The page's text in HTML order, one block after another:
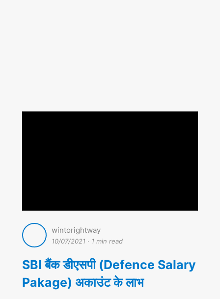
wintorightway
10/07/2021 · 1 min read
SBI बैंक डीएसपी (Defence Salary
Pakage) अकाउंट के लाभ